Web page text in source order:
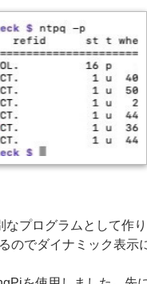
なプログラムとして作
のでダイナミック表示